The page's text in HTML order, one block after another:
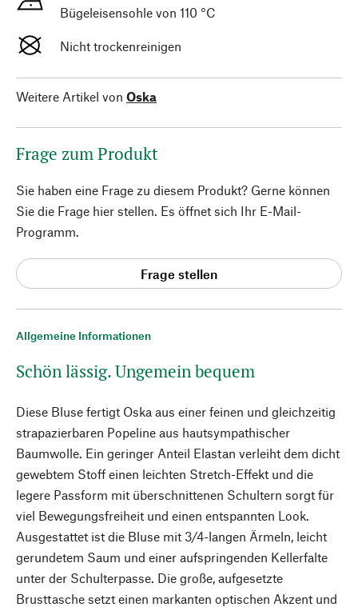
Allgemeine Informationen
Schön lässig. Ungemein bequem
Diese Bluse fertigt Oska aus einer feinen und gleichzeitig
strapazierbaren Popeline aus hautsympathischer
Baumwolle. Ein geringer Anteil Elastan verleiht dem dicht
gewebtem Stoff einen leichten Stretch-Effekt und die
legere Passform mit überschnittenen Schultern sorgt für
viel Bewegungsfreiheit und einen entspannten Look.
Ausgestattet ist die Bluse mit 3/4-langen Ärmeln, leicht
gerundetem Saum und einer aufspringenden Kellerfalte
unter der Schulterpasse. Die große, aufgesetzte
Brusttasche setzt einen markanten optischen Akzent und
Bügeleisensohle von 110 °C
Nicht trockenreinigen
Weitere Artikel von Oska
Frage zum Produkt
Sie haben eine Frage zu diesem Produkt? Gerne können
Sie die Frage hier stellen. Es öffnet sich Ihr E-Mail-
Programm.
Frage stellen